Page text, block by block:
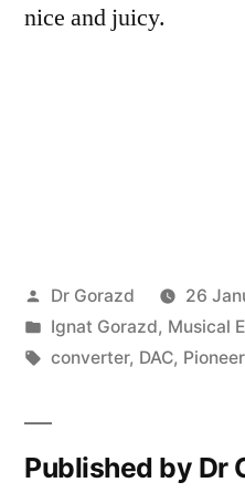
nice and juicy.
Posted
by
Dr Gorazd
26
Posted
in
Ignat Gorazd, Musical
Tags:
converter, DAC, Pioneer
Published by Dr